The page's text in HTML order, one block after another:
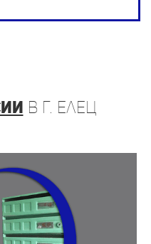
в г. Елец